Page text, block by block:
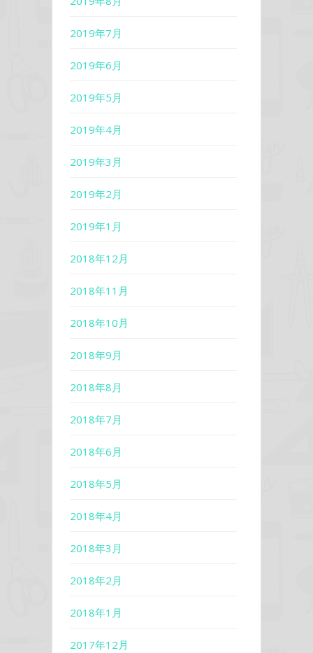
2019年7月
2019年6月
2019年5月
2019年4月
2019年3月
2019年2月
2019年1月
2018年12月
2018年11月
2018年10月
2018年9月
2018年8月
2018年7月
2018年6月
2018年5月
2018年4月
2018年3月
2018年2月
2018年1月
2017年12月